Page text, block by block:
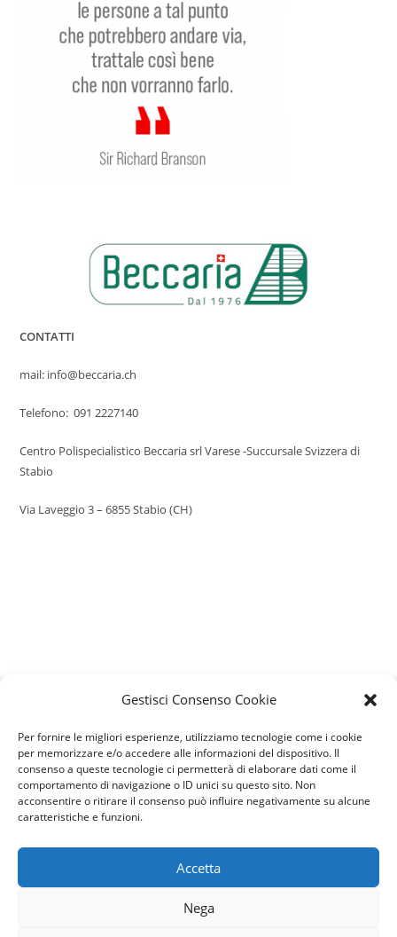
Gestisci Consenso Cookie
Per fornire le migliori esperienze, utilizziamo tecnologie come i cookie
per memorizzare e/o accedere alle informazioni del dispositivo. Il
consenso a queste tecnologie ci permetterà di elaborare dati come il
comportamento di navigazione o ID unici su questo sito. Non
acconsentire o ritirare il consenso può influire negativamente su alcune
caratteristiche e funzioni.
Accetta
Nega
CONTATTI
mail: info@beccaria.ch
Telefono: 091 2227140
Centro Polispecialistico Beccaria srl Varese -Succursale Svizzera di
Stabio
Via Laveggio 3 – 6855 Stabio (CH)